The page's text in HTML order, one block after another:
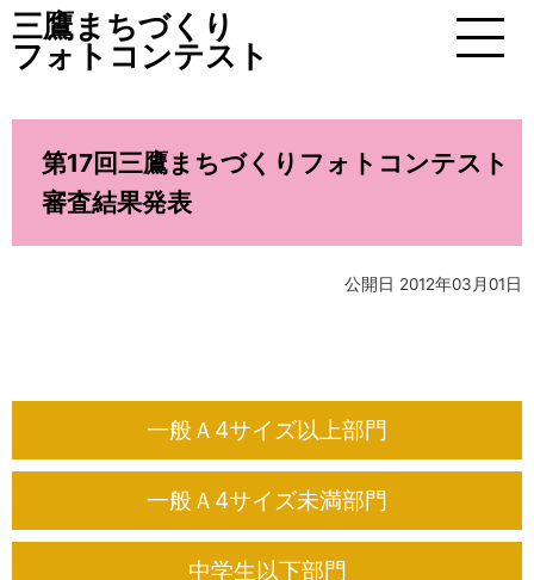
三鷹まちづくり
フォトコンテスト
第17回三鷹まちづくりフォトコンテスト
審査結果発表
公開日 2012年03月01日
一般Ａ4サイズ以上部門
一般Ａ4サイズ未満部門
中学生以下部門